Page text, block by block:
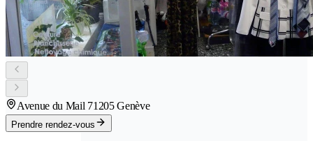
Avenue du Mail 71205 Genève
Prendre rendez-vous